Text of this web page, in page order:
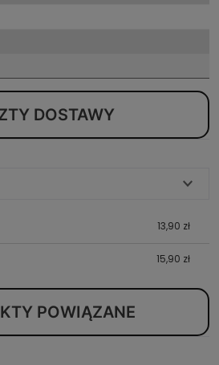
DOSTAWY
13,90 zł
15,90 zł
POWIĄZANE